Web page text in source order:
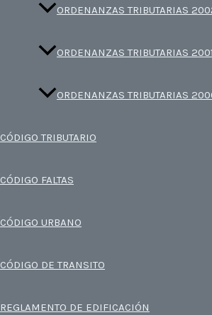
ORDENANZAS TRIBUTARIAS
ORDENANZAS TRIBUTARIAS 2001
ORDENANZAS TRIBUTARIAS
CÓDIGO TRIBUTARIO
CÓDIGO FALTAS
CÓDIGO URBANO
CÓDIGO DE TRANSITO
REGLAMENTO DE EDIFICACIÓN